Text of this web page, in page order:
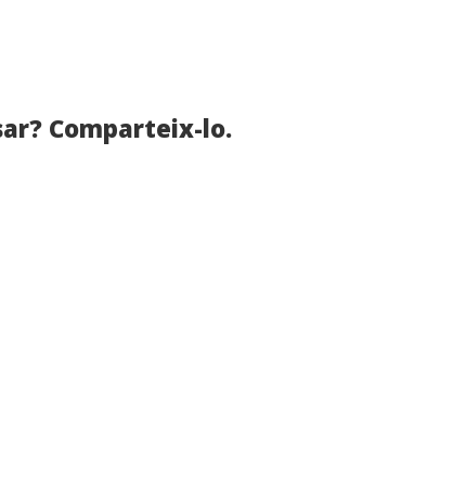
Comparteix-lo.